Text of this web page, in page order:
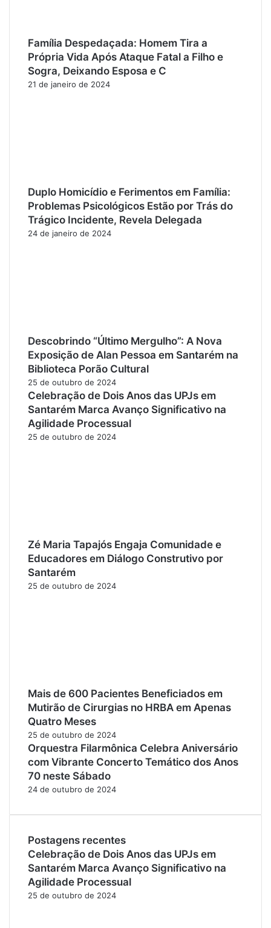
Família Despedaçada: Homem Tira a
Própria Vida Após Ataque Fatal a Filho e
Sogra, Deixando Esposa e C
21 de janeiro de 2024
Duplo Homicídio e Ferimentos em Família:
Problemas Psicológicos Estão por Trás do
Trágico Incidente, Revela Delegada
24 de janeiro de 2024
Descobrindo “Último Mergulho”: A Nova
Exposição de Alan Pessoa em Santarém na
Biblioteca Porão Cultural
25 de outubro de 2024
Celebração de Dois Anos das UPJs em
Santarém Marca Avanço Significativo na
Agilidade Processual
25 de outubro de 2024
Zé Maria Tapajós Engaja Comunidade e
Educadores em Diálogo Construtivo por
Santarém
25 de outubro de 2024
Mais de 600 Pacientes Beneficiados em
Mutirão de Cirurgias no HRBA em Apenas
Quatro Meses
25 de outubro de 2024
Orquestra Filarmônica Celebra Aniversário
com Vibrante Concerto Temático dos Anos
70 neste Sábado
24 de outubro de 2024
Postagens recentes
Celebração de Dois Anos das UPJs em
Santarém Marca Avanço Significativo na
Agilidade Processual
25 de outubro de 2024